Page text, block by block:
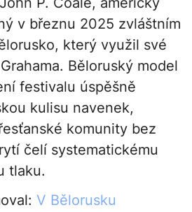
v březnu 2025 zvláštním
který využil své
Běloruský model
festivalu úspěšně
kulisu navenek,
komunity bez
čelí systematickému
tlaku.
V Bělorusku